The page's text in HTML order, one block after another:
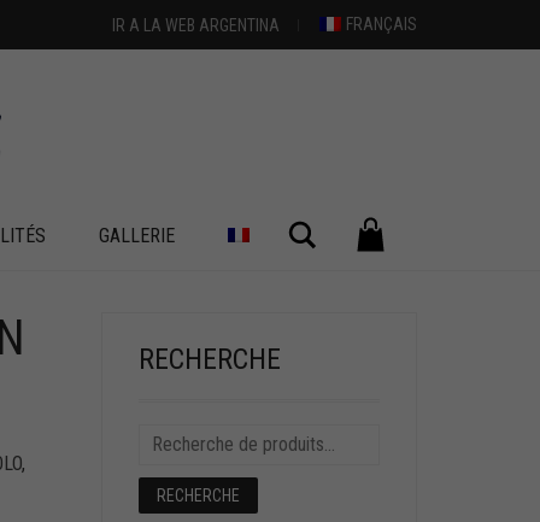
IR A LA WEB ARGENTINA FRANÇAIS
GALLERIE Chercher
,
RECHERCHE
RECHERCHE